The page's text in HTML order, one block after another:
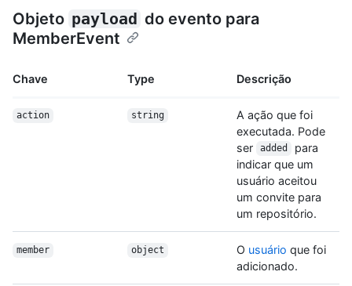
Objeto payload do evento para
MemberEvent
Chave Type Descrição
action string
A ação que foi
executada. Pode
ser
added
para
indicar que um
usuário aceitou
um convite para
um repositório.
member object O usuário que foi
adicionado.